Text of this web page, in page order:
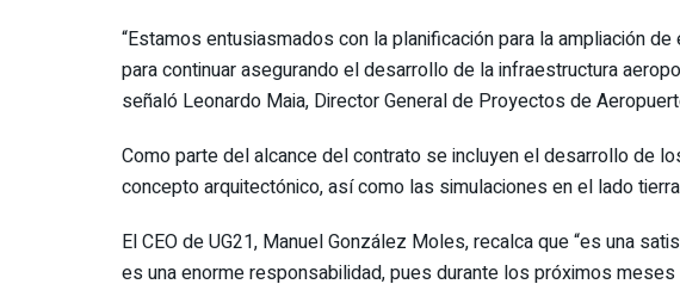
“Estamos entusiasmados con la planificación para la ampliación
para continuar asegurando el desarrollo de la infraestructura
señaló Leonardo Maia, Director General de Proyectos de
Como parte del alcance del contrato se incluyen el desarrollo de
concepto arquitectónico, así como las simulaciones en el lado
El CEO de UG21, Manuel González Moles, recalca que “es una
es una enorme responsabilidad, pues durante los próximos